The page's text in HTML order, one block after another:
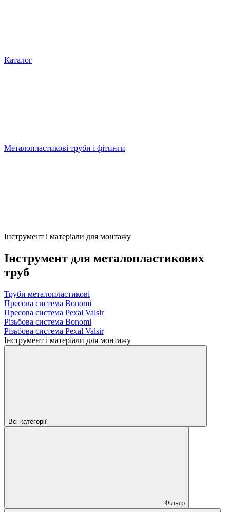
Каталог
Металопластикові труби і фітинги
Інструмент і матеріали для монтажу
Інструмент для металопластикових
труб
Труби металопластикові
Пресова система Bonomi
Пресова система Pexal Valsir
Різьбова система Bonomi
Різьбова система Pexal Valsir
Інструмент і матеріали для монтажу
Всі категорії
Фільтр